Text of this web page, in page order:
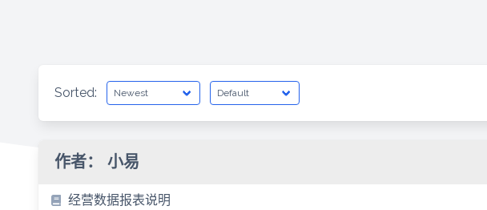
Sorted:
作者： 小易
经营数据报表说明